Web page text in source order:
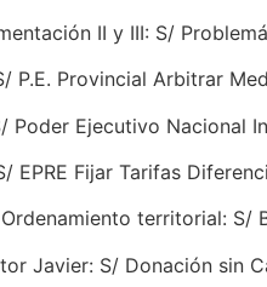
II y III: S/
P.E. Provincial Arbitrar
Poder Ejecutivo
EPRE Fijar Tarifas
territorial: S/
Javier: S/ Donación sin